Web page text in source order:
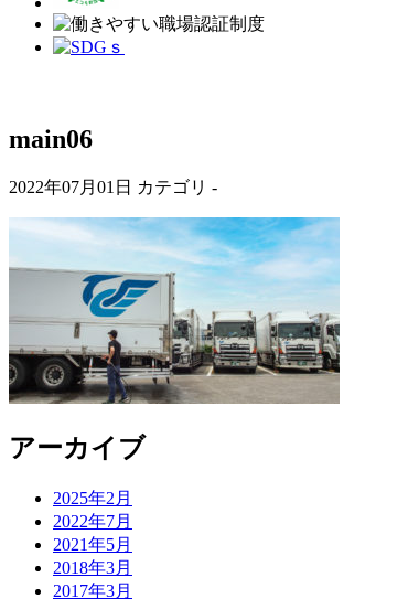
main06
2022年07月01日 カテゴリ -
アーカイブ
2025年2月
2022年7月
2021年5月
2018年3月
2017年3月